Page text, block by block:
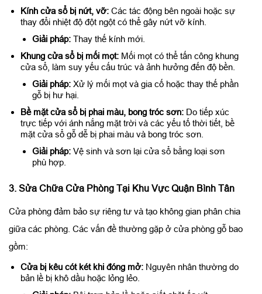
Kính cửa sổ bị nứt, vỡ: Các tác động bên ngoài hoặc sự
thay đổi nhiệt độ đột ngột có thể gây nứt vỡ kính.
Giải pháp: Thay thế kính mới.
Khung cửa sổ bị mối mọt: Mối mọt có thể tấn công khung
cửa sổ, làm suy yếu cấu trúc và ảnh hưởng đến độ bền.
Giải pháp: Xử lý mối mọt và gia cố hoặc thay thế phần
gỗ bị hư hại.
Bề mặt cửa sổ bị phai màu, bong tróc sơn: Do tiếp xúc
trực tiếp với ánh nắng mặt trời và các yếu tố thời tiết, bề
mặt cửa sổ gỗ dễ bị phai màu và bong tróc sơn.
Giải pháp: Vệ sinh và sơn lại cửa sổ bằng loại sơn
phù hợp.
3. Sửa Chữa Cửa Phòng Tại Khu Vực Quận Bình Tân
Cửa phòng đảm bảo sự riêng tư và tạo không gian phân chia
giữa các phòng. Các vấn đề thường gặp ở cửa phòng gỗ bao
gồm:
Cửa bị kêu cót két khi đóng mở: Nguyên nhân thường do
bản lề bị khô dầu hoặc lỏng lẻo.